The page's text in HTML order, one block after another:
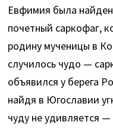
Евфимия была
почетный саркофаг,
родину мученицы в
случилось чудо —
объявился у берега
найдя в Югославии
чуду не удивляется